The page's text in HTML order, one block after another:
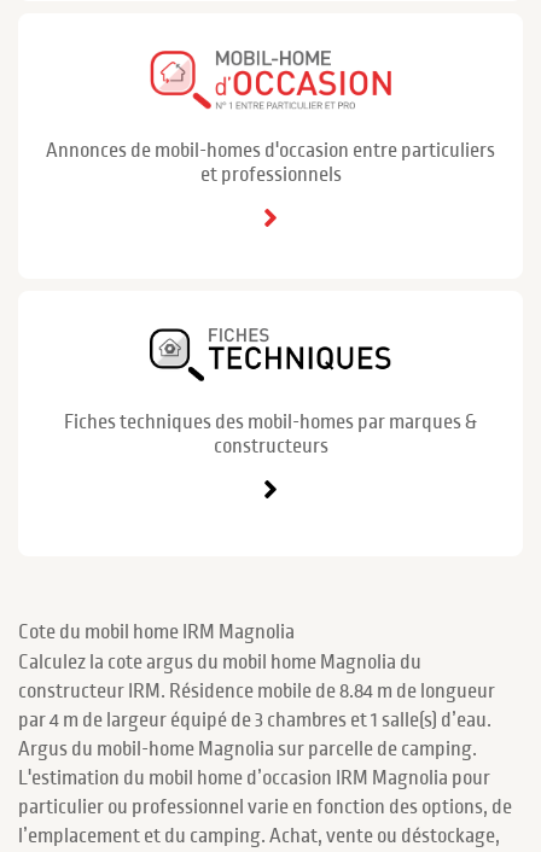
Annonces de mobil-homes d'occasion entre particuliers
et professionnels
Fiches techniques des mobil-homes par marques &
constructeurs
Cote du mobil home IRM Magnolia
Calculez la cote argus du mobil home Magnolia du
constructeur IRM. Résidence mobile de 8.84 m de longueur
par 4 m de largeur équipé de 3 chambres et 1 salle(s) d’eau.
Argus du mobil-home Magnolia sur parcelle de camping.
L'estimation du mobil home d’occasion IRM Magnolia pour
particulier ou professionnel varie en fonction des options, de
l’emplacement et du camping. Achat, vente ou déstockage,